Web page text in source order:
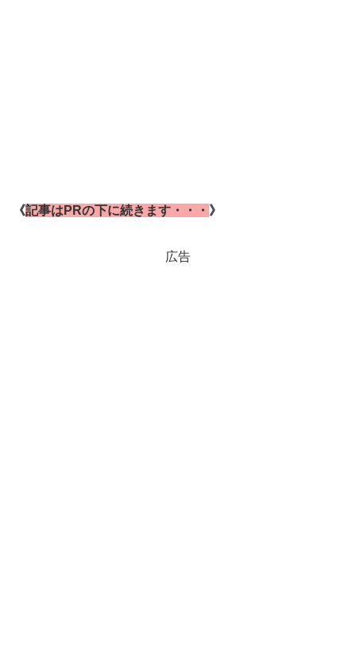
《記事はPRの下に続きます・・・ 》
広告